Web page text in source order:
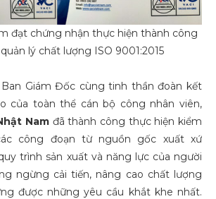
đạt chứng nhận thực hiện thành công
lý chất lượng ISO 9001:2015
Giám Đốc cùng tinh thần đoàn kết
của toàn thể cán bộ công nhân viên,
Nam đã thành công thực hiện kiểm
công đoạn từ nguồn gốc xuất xứ
trình sản xuất và năng lực của người
ngừng cải tiến, nâng cao chất lượng
được những yêu cầu khắt khe nhất.